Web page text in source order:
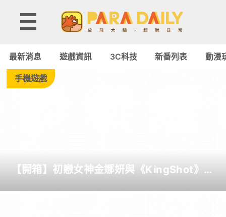
Tag:
痛
把
防
最新消息 遊戲資訊 3C科技 新番列表 動漫
手機遊戲
【開箱】初戀女神金娜妍與《KingShot》再